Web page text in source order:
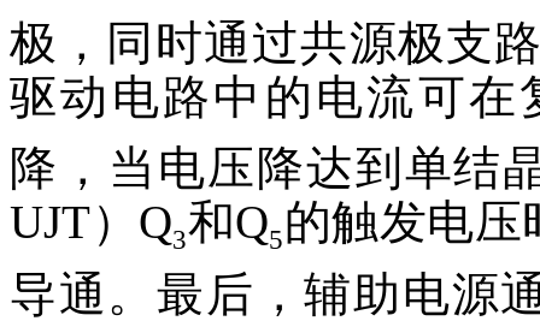
极，同时通过共源极支
驱动电路中的电流可在
降，当电压降达到单结
UJT）Q3和Q5的触发电压
导通。最后，辅助电源